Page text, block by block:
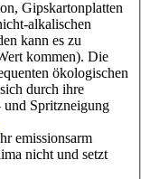
Gipskartonplatten
alkalischen
kann es zu
kommen). Die
ökologischen
durch ihre
Spritzneigung
emissionsarm
nicht und setzt